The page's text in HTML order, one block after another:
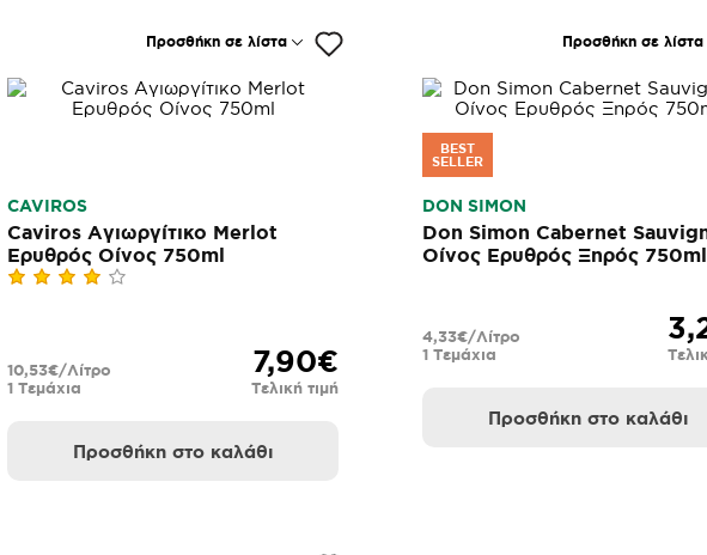
Προσθήκη σε λίστα
CAVIROS
Caviros Αγιωργίτικο Merlot
Ερυθρός Οίνος 750ml
7,90€
Τελική τιμή
1 Τεμάχια
10,53€/Λίτρο
Προσθήκη στο καλάθι
Προσθήκη σε λίστα
BEST
SELLER
DON SIMON
Don Simon Cabernet
Οίνος Ερυθρός Ξηρός 750ml
1 Τεμάχια
4,33€/Λίτρο
Προσθήκη στο καλάθι